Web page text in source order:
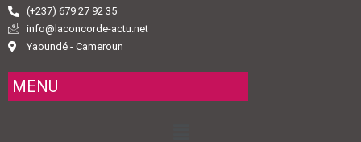
(+237) 679 27 92 35
info@laconcorde-actu.net
Yaoundé - Cameroun
MENU